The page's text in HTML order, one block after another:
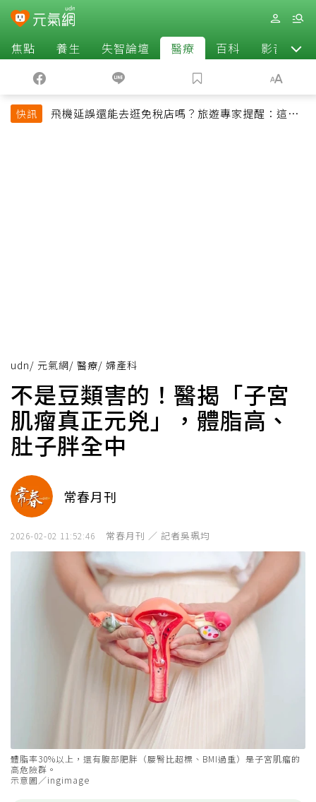
焦點 養生 失智論壇 醫療 百科 影音
快訊
飛機延誤還能去逛免稅店嗎？旅遊專家提醒：這個
udn/ 元氣網/ 醫療/ 婦產科
不是豆類害的！醫揭「子宮
肌瘤真正元兇」，體脂高、
肚子胖全中
常春月刊
2026-02-02 11:52:46 常春月刊 ／ 記者吳珮均
體脂率30%以上，還有腹部肥胖（腰臀比超標、BMI過重）是子宮肌瘤的
高危險群。
示意圖／ingimage